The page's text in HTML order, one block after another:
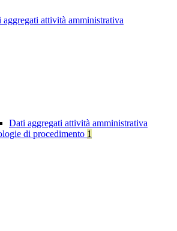
aggregati attività amministrativa
Dati aggregati attività amministrativa
di procedimento 1